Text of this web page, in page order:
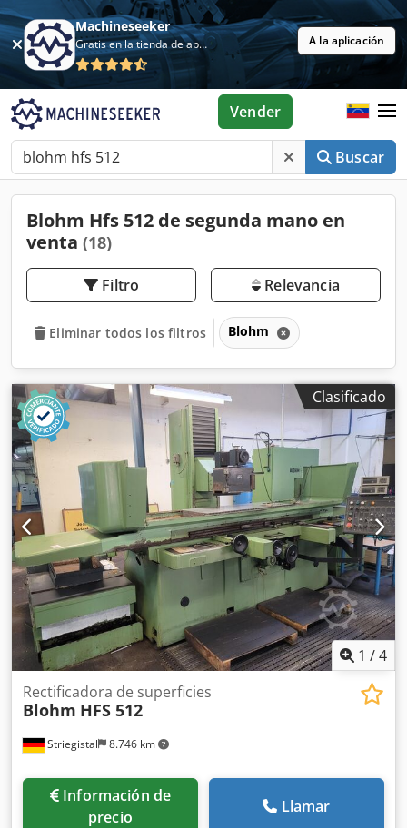
Machineseeker
Gratis en la tienda de aplicaciones A la aplicación
Buscar
Vender
Blohm Hfs 512 de segunda mano en
venta (18)
Filtro Relevancia
Eliminar todos los filtros Blohm
Clasificado
1 /4
Striegistal 8.746 km
Rectificadora de superficies
Blohm HFS 512
Información de
precio
Llamar